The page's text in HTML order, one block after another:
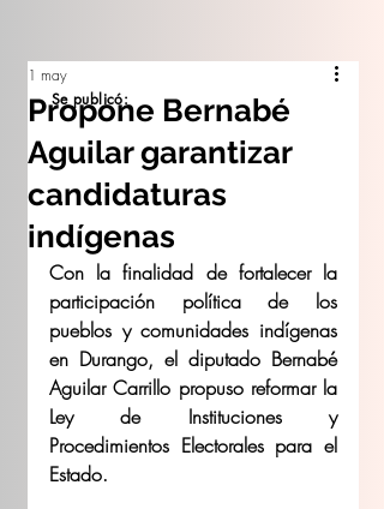
Propone Bernabé
Aguilar garantizar
candidaturas
indígenas
1 may
Con la finalidad de fortalecer la
participación política de los
pueblos y comunidades indígenas
en Durango, el diputado Bernabé
Aguilar Carrillo propuso reformar la
Ley de Instituciones y
Procedimientos Electorales para el
Estado.
Se publicó: